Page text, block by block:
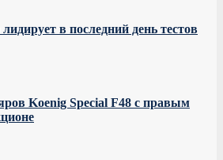
в последний день тестов
Koenig Special F48 с правым